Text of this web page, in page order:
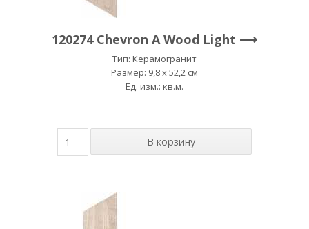
120274 Chevron A Wood Light
Тип: Керамогранит
Размер: 9,8 x 52,2 см
Ед. изм.: кв.м.